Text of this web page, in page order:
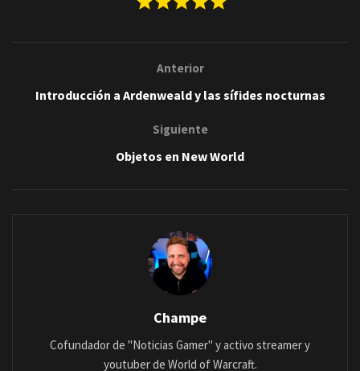
Anterior
Introducción a Ardenweald y las sífides nocturnas
Siguiente
Objetos en New World
Champe
Cofundador de "Noticias Gamer" y activo streamer y
youtuber de World of Warcraft.